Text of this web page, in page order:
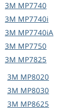
3M MP7740
3M MP7740i
3M MP7740iA
3M MP7750
3M MP7825
3M MP8020
3M MP8030
3M MP8625